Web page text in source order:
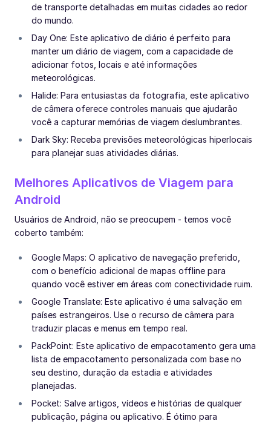
de transporte detalhadas em muitas cidades ao redor
do mundo.
Day One: Este aplicativo de diário é perfeito para
manter um diário de viagem, com a capacidade de
adicionar fotos, locais e até informações
meteorológicas.
Halide: Para entusiastas da fotografia, este aplicativo
de câmera oferece controles manuais que ajudarão
você a capturar memórias de viagem deslumbrantes.
Dark Sky: Receba previsões meteorológicas hiperlocais
para planejar suas atividades diárias.
Melhores Aplicativos de Viagem para
Android
Usuários de Android, não se preocupem - temos você
coberto também:
Google Maps: O aplicativo de navegação preferido,
com o benefício adicional de mapas offline para
quando você estiver em áreas com conectividade ruim.
Google Translate: Este aplicativo é uma salvação em
países estrangeiros. Use o recurso de câmera para
traduzir placas e menus em tempo real.
PackPoint: Este aplicativo de empacotamento gera uma
lista de empacotamento personalizada com base no
seu destino, duração da estadia e atividades
planejadas.
Pocket: Salve artigos, vídeos e histórias de qualquer
publicação, página ou aplicativo. É ótimo para